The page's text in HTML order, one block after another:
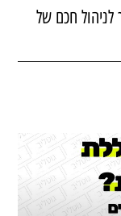
לניהול חכם של